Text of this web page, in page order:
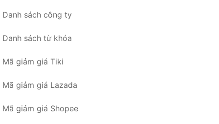
Danh sách công ty
Danh sách từ khóa
Mã giảm giá Tiki
Mã giảm giá Lazada
Mã giảm giá Shopee